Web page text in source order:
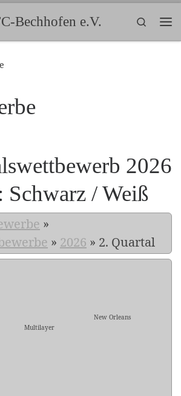
Bechhofen e.V.
Search
2026
Schwarz / Weiß
»
» 2026 » 2. Quartal
Multilayer
New Orleans